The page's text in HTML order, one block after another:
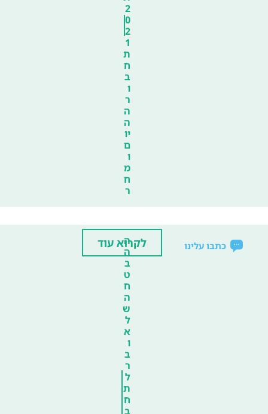
2
0
2
1
ת
ח
ב
ו
ר
ה
ה
יו
ם
ו
מ
ח
ר
כתבו עלינו
ה
ה
ב
ט
ח
ה
ש
ל
א
ו
ב
ר
ל
ת
ח
ב
לקרוא עוד